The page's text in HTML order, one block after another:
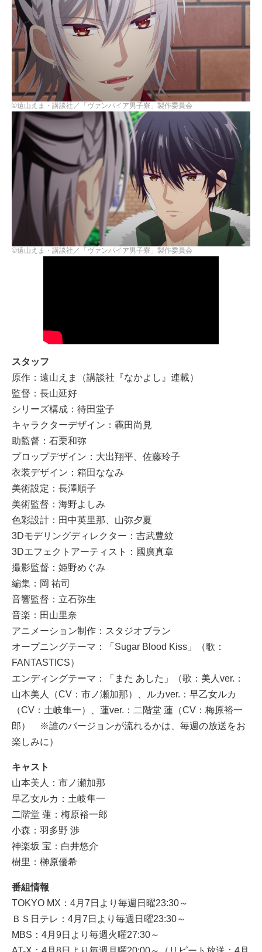
©遠山えま・講談社／「ヴァンパイア男子寮」製作委員会
©遠山えま・講談社／「ヴァンパイア男子寮」製作委員会
スタッフ
原作：遠山えま（講談社『なかよし』連載）
監督：長山延好
シリーズ構成：待田堂子
キャラクターデザイン：靏田尚見
助監督：石栗和弥
プロップデザイン：大出翔平、佐藤玲子
衣装デザイン：箱田ななみ
美術設定：長澤順子
美術監督：海野よしみ
色彩設計：田中英里那、山弥夕夏
3Dモデリングディレクター：吉武豊紋
3Dエフェクトアーティスト：國廣真章
撮影監督：姫野めぐみ
編集：岡 祐司
音響監督：立石弥生
音楽：田山里奈
アニメーション制作：スタジオブラン
オープニングテーマ：「Sugar Blood Kiss」（歌：
FANTASTICS）
エンディングテーマ：「また あした」（歌：美人ver.：
山本美人（CV：市ノ瀬加那）、ルカver.：早乙女ルカ
（CV：土岐隼一）、蓮ver.：二階堂 蓮（CV：梅原裕一
郎） ※誰のバージョンが流れるかは、毎週の放送をお
楽しみに）
キャスト
山本美人：市ノ瀬加那
早乙女ルカ：土岐隼一
二階堂 蓮：梅原裕一郎
小森：羽多野 渉
神楽坂 宝：白井悠介
樹里：榊原優希
番組情報
TOKYO MX：4月7日より毎週日曜23:30～
ＢＳ日テレ：4月7日より毎週日曜23:30～
MBS：4月9日より毎週火曜27:30～